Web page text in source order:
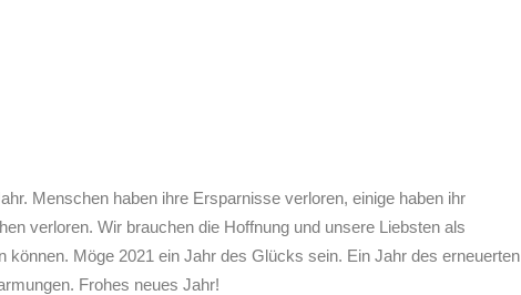
Menschen haben ihre Ersparnisse verloren, einige haben ihr
verloren. Wir brauchen die Hoffnung und unsere Liebsten als
können. Möge 2021 ein Jahr des Glücks sein. Ein Jahr des erneuerten
Frohes neues Jahr!